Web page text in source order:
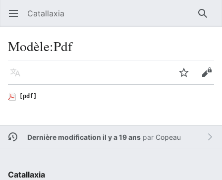
Ouvrir le menu principal Catallaxia
Modèle:Pdf
Langue Suivre
[pdf]
Dernière modification il y a 19 anspar Copeau
Catallaxia